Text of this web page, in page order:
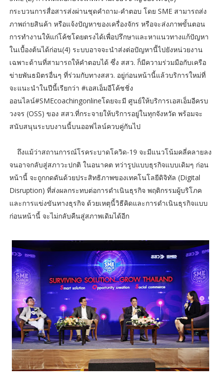
กระบวนการสื่อสารส่งผ่านชุดคำถาม-คำตอบ โดย SME สามารถส่ง
ภาพถ่ายสินค้า หรือแจ้งปัญหาของเครื่องจักร หรือจะส่งภาพขั้นตอน
การทำงานให้แก่โค้ชโดยตรงได้เพื่อปรึกษาและหาแนวทางแก้ปัญหา
ในเบื้องต้นได้ก่อน(4) ระบบอาจจะนำส่งต่อปัญหานี้ไปยังหน่วยงาน
เฉพาะด้านที่สามารถให้คำตอบได้ ซึ่ง สสว. ก็มีความร่วมมือกับเครือ
ข่ายพันธมิตรอื่นๆ ที่ร่วมกับทางสสว. อยู่ก่อนหน้านี้แล้วบริการใหม่ที่
จะแนะนำในปีนี้เรียกว่า #เอสเอ็มอีโค้ชชิ่ง
ออนไลน์#SMEcoachingonlineโดยจะมี ศูนย์ให้บริการเอสเอ็มอีครบ
วงจร (OSS) ของ สสว.ที่กระจายให้บริการอยู่ในทุกจังหวัด พร้อมจะ
สนับสนุนระบบงานนี้บนออฟไลน์ควบคู่กันไป
ถึงแม้ว่าสถานการณ์โรคระบาดโควิด-19 จะมีแนวโน้มคลี่คลายลง
จนอาจกลับสู่สภาวะปกติ ในอนาคต ทว่ารูปแบบธุรกิจแบบเดิมๆ ก่อน
หน้านี้ จะถูกกดดันด้วยประสิทธิภาพของเทคโนโลยีดิจิทัล (Digital
Disruption) ที่ส่งผลกระทบต่อการดำเนินธุรกิจ พฤติกรรมผู้บริโภค
และการแข่งขันทางธุรกิจ ด้วยเหตุนี้วิธีคิดและการดำเนินธุรกิจแบบ
ก่อนหน้านี้ จะไม่กลับคืนสู่สภาพเดิมได้อีก